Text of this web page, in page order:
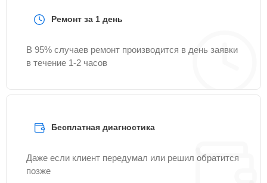
Ремонт за 1 день
В 95% случаев ремонт производится в день заявки
в течение 1-2 часов
Бесплатная диагностика
Даже если клиент передумал или решил обратится
позже